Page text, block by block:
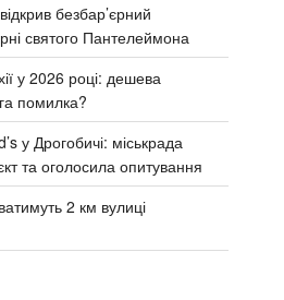
безбар’єрний
святого Пантелеймона
у 2026 році: дешева
помилка?
у Дрогобичі: міськрада
та оголосила опитування
2 км вулиці